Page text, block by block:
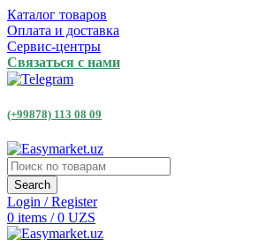
Каталог товаров
Оплата и доставка
Сервис-центры
Связаться с нами
(+99878) 113 08 09
Search
Login / Register
0 items / 0 UZS